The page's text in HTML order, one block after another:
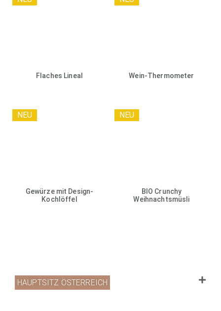
Flaches Lineal Wein-Thermometer
Gewürze mit Design-
Kochlöffel
NEU
BIO Crunchy
Weihnachtsmüsli
NEU
HAUPTSITZ ÖSTERREICH